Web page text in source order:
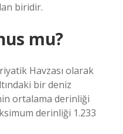
biridir.
mu?
Havzası olarak
bir deniz
ortalama derinliği
derinliği 1.233